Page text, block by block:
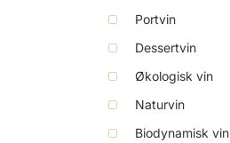
Portvin
Dessertvin
Økologisk vin
Naturvin
Biodynamisk vin